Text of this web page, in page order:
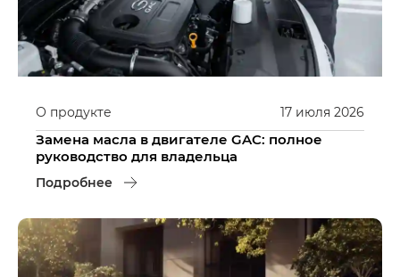
17 июля 2026
О продукте
Замена масла в двигателе GAC: полное
руководство для владельца
Подробнее